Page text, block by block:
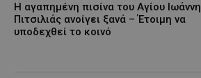
Η αγαπημένη πισίνα του Αγίου Ιωάννη
Πιτσιλιάς ανοίγει ξανά – Έτοιμη να
υποδεχθεί το κοινό